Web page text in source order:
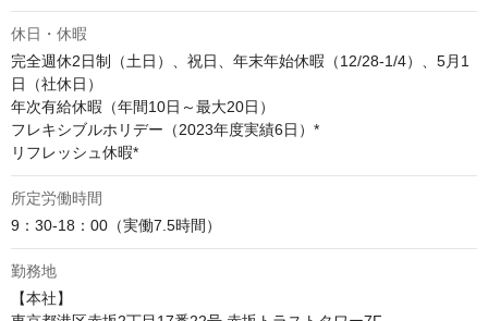
休日・休暇
完全週休2日制（土日）、祝日、年末年始休暇（12/28-1/4）、5月1
日（社休日）
年次有給休暇（年間10日～最大20日）
フレキシブルホリデー（2023年度実績6日）*
リフレッシュ休暇*
所定労働時間
9：30-18：00（実働7.5時間）
勤務地
【本社】